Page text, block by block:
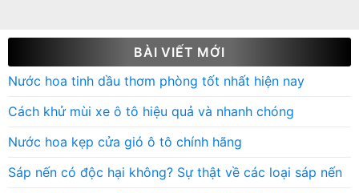
BÀI VIẾT MỚI
Nước hoa tinh dầu thơm phòng tốt nhất hiện nay
Cách khử mùi xe ô tô hiệu quả và nhanh chóng
Nước hoa kẹp cửa gió ô tô chính hãng
Sáp nến có độc hại không? Sự thật về các loại sáp nến